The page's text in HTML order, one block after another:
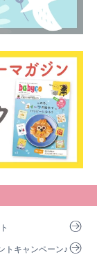
トキャンペーン♪